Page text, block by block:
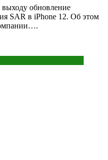
выходу обновление
SAR в iPhone 12. Об этом